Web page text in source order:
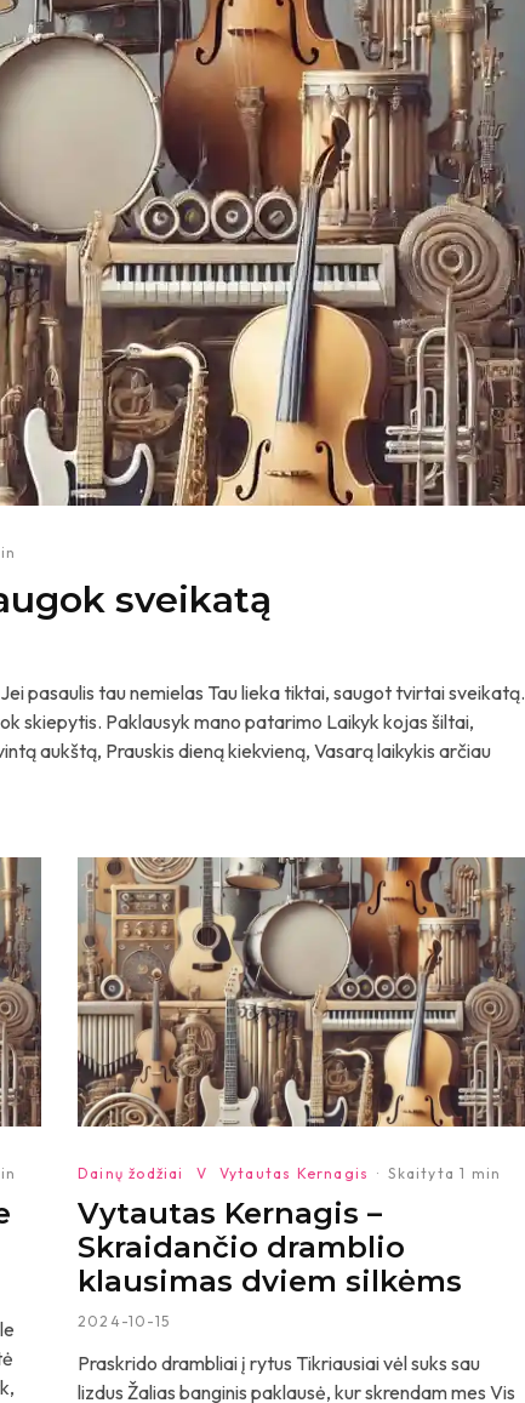
sveikatą
pasaulis tau nemielas Tau lieka tiktai, saugot tvirtai sveikatą.
skiepytis. Paklausyk mano patarimo Laikyk kojas šiltai,
aukštą, Prauskis dieną kiekvieną, Vasarą laikykis arčiau
Dainų žodžiai V Vytautas Kernagis · Skaityta 1 min
Vytautas Kernagis –
Skraidančio dramblio
klausimas dviem silkėms
2024-10-15
Praskrido drambliai į rytus Tikriausiai vėl suks sau
lizdus Žalias banginis paklausė, kur skrendam mes Vis